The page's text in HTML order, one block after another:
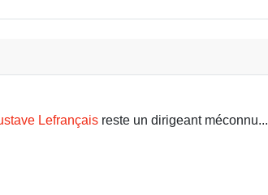
Lefrançais reste un dirigeant méconnu...